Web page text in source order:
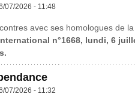
07/2026 - 11:48
avec ses homologues de
n°1668, lundi, 6
07/2026 - 11:32